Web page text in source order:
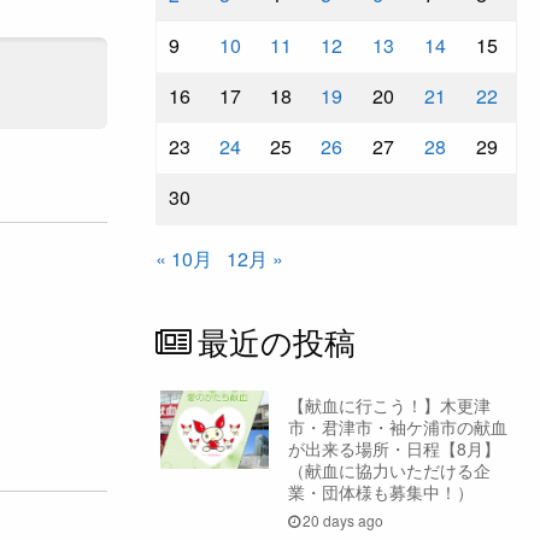
9
10 11 12 13 14
15
16
17 18 19 20 21
22
23
24 25 26 27 28
29
30
« 10月 12月 »
最近の投稿
【献血に行こう！】木更津
市・君津市・袖ケ浦市の献血
が出来る場所・日程【8月】
（献血に協力いただける企
業・団体様も募集中！）
20 days ago